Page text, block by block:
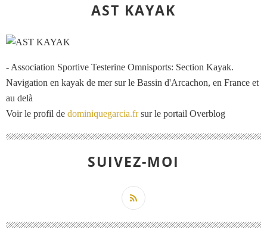
AST KAYAK
- Association Sportive Testerine Omnisports: Section Kayak.
Navigation en kayak de mer sur le Bassin d'Arcachon, en France et
au delà
Voir le profil de dominiquegarcia.frsur le portail Overblog
SUIVEZ-MOI